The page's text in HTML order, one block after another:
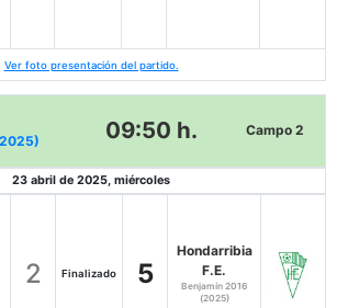
Ver foto presentación del partido.
09:50 h. Campo 2
23 abril de 2025, miércoles
2 Finalizado 5
Hondarribia
F.E.
Benjamín 2016
(2025)